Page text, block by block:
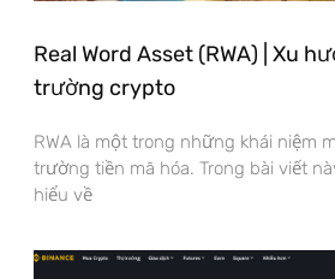
Real Word Asset (RWA) | Xu
trường crypto
RWA là một trong những khái niệm
trường tiền mã hóa. Trong bài viết
hiểu về